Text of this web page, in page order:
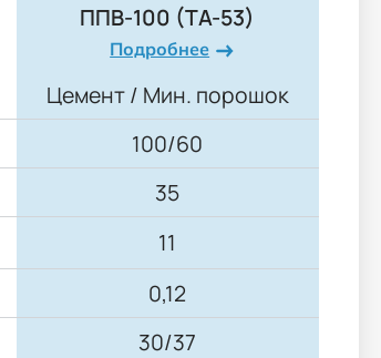
ППВ-100 (ТА-53)
Подробнее
Цемент / Мин. порошок
100/60
35
11
0,12
30/37